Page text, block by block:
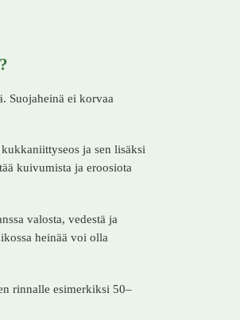
Suojaheinä ei korvaa
ja sen lisäksi
kuivumista ja eroosiota
valosta, vedestä ja
heinää voi olla
rinnalle esimerkiksi 50–